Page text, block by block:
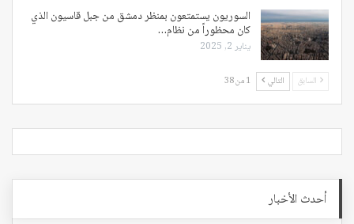
السوريون يستمتعون بمنظر دمشق من جبل قاسيون الذي
كان محظوراً من نظام…
يناير 2, 2025
السابق التالي 1 من 38
أحدث الأخبار